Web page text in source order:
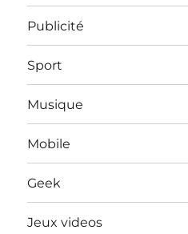
Publicité
Sport
Musique
Mobile
Geek
Jeux videos